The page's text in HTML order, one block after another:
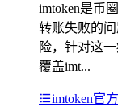
imtoken是币
转账失败的
险，针对这
覆盖imt...
imtoken官